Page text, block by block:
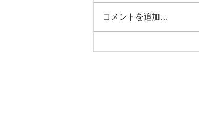
ジッピーコインパース
コメントを追加…